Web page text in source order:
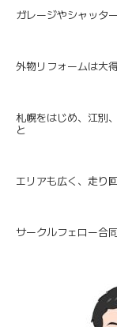
ガレージやシャッタ
外物リフォームは大
札幌をはじめ、江別
と
エリアも広く、走り
サークルフェロー合